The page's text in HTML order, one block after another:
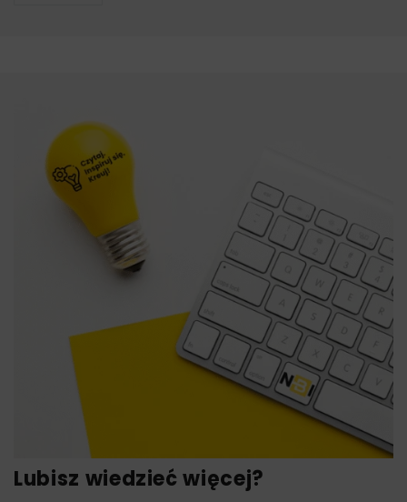
Lubisz wiedzieć więcej?